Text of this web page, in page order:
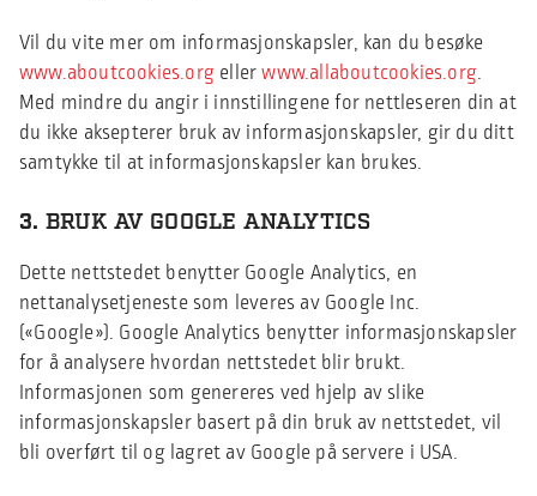
Vil du vite mer om informasjonskapsler, kan du besøke
www.aboutcookies.org ellerwww.allaboutcookies.org.
Med mindre du angir i innstillingene for nettleseren din at
du ikke aksepterer bruk av informasjonskapsler, gir du ditt
samtykke til at informasjonskapsler kan brukes.
3. BRUK AV GOOGLE ANALYTICS
Dette nettstedet benytter Google Analytics, en
nettanalysetjeneste som leveres av Google Inc.
(«Google»). Google Analytics benytter informasjonskapsler
for å analysere hvordan nettstedet blir brukt.
Informasjonen som genereres ved hjelp av slike
informasjonskapsler basert på din bruk av nettstedet, vil
bli overført til og lagret av Google på servere i USA.